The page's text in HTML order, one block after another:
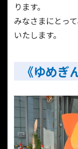
ります。
みなさまにとっ
いたします。
《ゆめぎ